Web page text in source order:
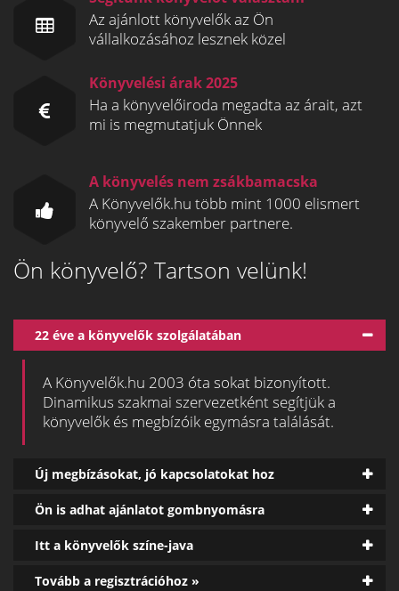
Az ajánlott könyvelők az Ön
vállalkozásához lesznek közel
Könyvelési árak 2025
Ha a könyvelőiroda megadta az árait, azt
mi is megmutatjuk Önnek
A könyvelés nem zsákbamacska
A Könyvelők.hu több mint 1000 elismert
könyvelő szakember partnere.
Ön könyvelő? Tartson velünk!
22 éve a könyvelők szolgálatában
A Könyvelők.hu 2003 óta sokat bizonyított.
Dinamikus szakmai szervezetként segítjük a
könyvelők és megbízóik egymásra találását.
Új megbízásokat, jó kapcsolatokat hoz
Ön is adhat ajánlatot gombnyomásra
Itt a könyvelők színe-java
Tovább a regisztrációhoz »